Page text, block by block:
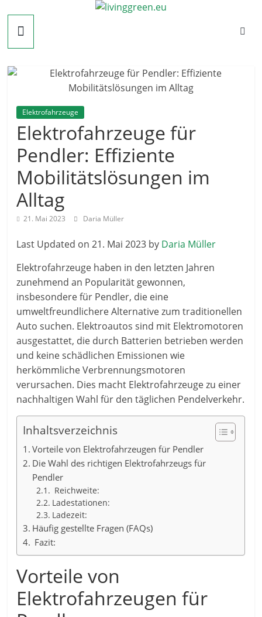
springenlivinggreen.eu
Elektrofahrzeuge
Elektrofahrzeuge für
Pendler: Effiziente
Mobilitätslösungen im
Alltag
21. Mai 2023 Daria Müller
Last Updated on 21. Mai 2023 by Daria Müller
Elektrofahrzeuge haben in den letzten Jahren
zunehmend an Popularität gewonnen,
insbesondere für Pendler, die eine
umweltfreundlichere Alternative zum traditionellen
Auto suchen. Elektroautos sind mit Elektromotoren
ausgestattet, die durch Batterien betrieben werden
und keine schädlichen Emissionen wie
herkömmliche Verbrennungsmotoren
verursachen. Dies macht Elektrofahrzeuge zu einer
nachhaltigen Wahl für den täglichen Pendelverkehr.
Inhaltsverzeichnis
Vorteile von Elektrofahrzeugen für Pendler
Die Wahl des richtigen Elektrofahrzeugs für
Pendler
Reichweite:
Ladestationen:
Ladezeit:
Häufig gestellte Fragen (FAQs)
Fazit:
Vorteile von
Elektrofahrzeugen für